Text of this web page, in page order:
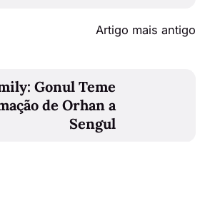
Artigo mais antigo
Gonul Teme
de Orhan a
Sengul